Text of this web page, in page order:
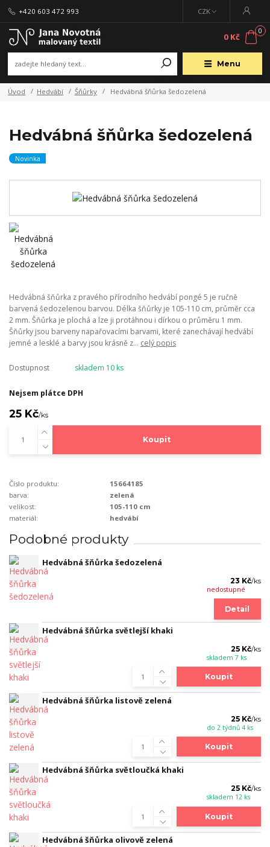
Menu
CZK
+420 603 472 993
0
0 Kč
Úvod Hedvábí Šňůrky Hedvábná šňůrka šedozelená
Hedvábná šňůrka šedozelená
Novinka
Hedvábná šňůrka z pravého přírodního hedvábí pongé 5 je ručně
barvená šedozelenou barvou. Délka šňůrky je 105-110 cm, průměr cca
2 mm. Šňůrka je plochá a lze ji protáhnou i dírkou o průměru 1 mm.
Šňůrky jsou barveny napařovacími barvami, které zanechávají hedvábí
jemné a lesklé a barvy jsou krásně z... celý popis
Dostupnost skladem 10 ks
Nejsem plátce DPH
25 Kč/ks
Koupit
Číslo produktu:
15664185
barva:
zelená
velikost:
105-110 cm
materiál:
hedvábí
Podobné produkty
Hedvábná šňůrka šedozelená
23 Kč/ks
nedostupné
Detail
Hedvábná šňůrka světlejší khaki
25 Kč/ks
skladem 7 ks
Koupit
Hedvábná šňůrka listově zelená
25 Kč/ks
do 2 týdnů 4 ks
Koupit
Hedvábná šňůrka světloučká khaki
25 Kč/ks
skladem 12 ks
Koupit
Hedvábná šňůrka olivově zelená